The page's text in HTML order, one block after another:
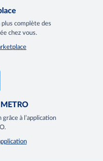
plus complète des
chez vous.
à l’application